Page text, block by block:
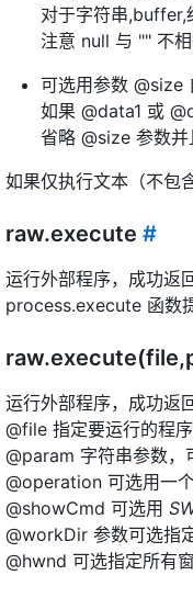
对于字符串,buffer,
注意 null 与 "" 不相
可选用参数 @size
如果 @data1 或
省略 @size 参数
如果仅执行文本（不包
raw.execute #
运行外部程序，成功返
process.execute 函数
运行外部程序，成功返
@file 指定要运行的程
@param 字符串参数，
@operation 可选用一
@showCmd 可选用
@workDir 参数可选指
@hwnd 可选指定所有